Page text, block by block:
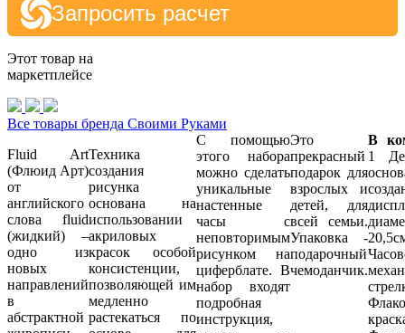
Запросить расчет
Этот товар на
маркетплейсе
Все товары бренда Своими Руками
Fluid Art
(Флюид Арт)
от
английского
слова fluid
(жидкий) –
одно из
новых
направлений
в
абстрактной
Техника
создания
рисунка
основана на
использовании
акриловых
красок особой
консистенции,
позволяющей им
медленно
растекаться по
С помощью
этого набора
можно сделать
уникальные
настенные
часы с
неповторимым
рисунком на
циферблате. В
набор входят
подробная
инструкция,
Это
прекрасный
подарок для
взрослых и
детей, для
всей семьи.
Упаковка -
подарочный
чемоданчик.
В
1